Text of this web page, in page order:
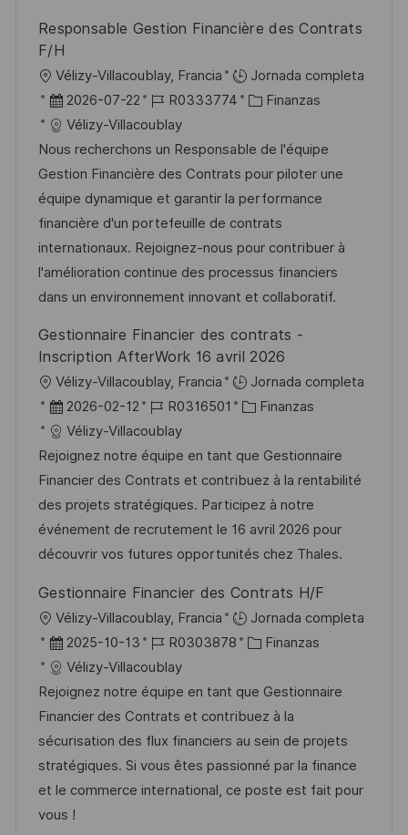
b
c
a
ó
o
Responsable Gestion Financière des Contrats
F/H
U
b
c
a
c
i
ó
n
Vélizy-Villacoublay, Francia
Jornada completa
F
e
c
h
a
d
e
p
u
a
c
2026-07-22
I
D
d
e
e
m
p
l
e
R0333774
C
t
e
g
o
r
í
a
Finanzas
Vélizy-Villacoublay
Nous recherchons un Responsable de l'équipe
Gestion Financière des Contrats pour piloter une
équipe dynamique et garantir la performance
financière d'un portefeuille de contrats
internationaux. Rejoignez-nous pour contribuer à
l'amélioration continue des processus financiers
dans un environnement innovant et collaboratif.
Gestionnaire Financier des contrats -
Inscription AfterWork 16 avril 2026
U
b
c
a
c
i
ó
Vélizy-Villacoublay, Francia
Jornada completa
F
e
c
h
a
d
e
u
b
l
c
a
c
i
ó
n
2026-02-12
I
D
d
e
e
m
p
e
o
R0316501
C
t
e
g
o
r
a
Finanzas
Vélizy-Villacoublay
Rejoignez notre équipe en tant que Gestionnaire
Financier des Contrats et contribuez à la rentabilité
des projets stratégiques. Participez à notre
événement de recrutement le 16 avril 2026 pour
découvrir vos futures opportunités chez Thales.
Gestionnaire Financier des Contrats H/F
U
b
c
a
c
i
ó
n
Vélizy-Villacoublay, Francia
Jornada completa
F
e
c
h
a
d
e
p
2025-10-13
I
D
d
e
e
m
p
R0303878
C
t
e
g
o
r
Finanzas
Vélizy-Villacoublay
Rejoignez notre équipe en tant que Gestionnaire
Financier des Contrats et contribuez à la
sécurisation des flux financiers au sein de projets
stratégiques. Si vous êtes passionné par la finance
et le commerce international, ce poste est fait pour
vous !